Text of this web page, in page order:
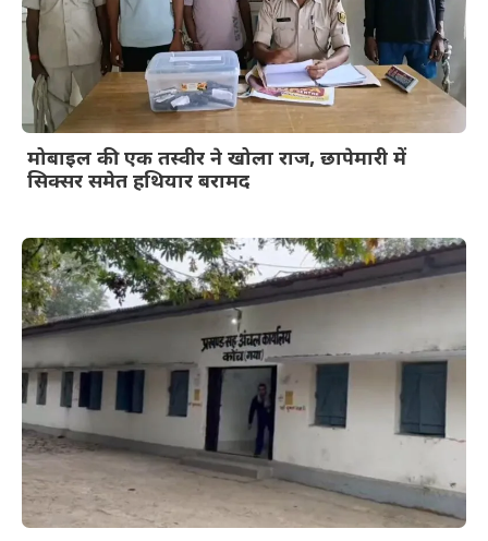
मोबाइल की एक तस्वीर ने खोला राज, छापेमारी में
सिक्सर समेत हथियार बरामद